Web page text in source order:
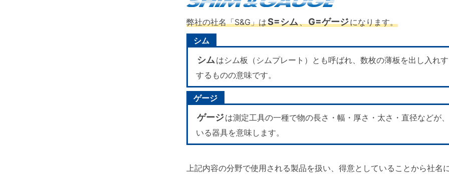
弊社の社名「S&G」はS=シム、G=ゲージになります。
シム
シム はシム板（シムプレート）とも呼ばれ、数枚の薄板を出し入れ
するものの意味です。
ゲージ
ゲージは測定工具の一種で物の長さ・幅・厚さ・太さ・直径などが
いる器具を意味します。
上記内容の分野で使用される製品を扱い、得意としていることから社名